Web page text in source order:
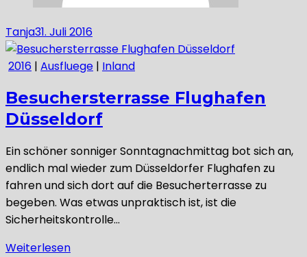
Tanja31. Juli 2016
2016 | Ausfluege | Inland
Besuchersterrasse Flughafen
Düsseldorf
Ein schöner sonniger Sonntagnachmittag bot sich an,
endlich mal wieder zum Düsseldorfer Flughafen zu
fahren und sich dort auf die Besucherterrasse zu
begeben. Was etwas unpraktisch ist, ist die
Sicherheitskontrolle…
Weiterlesen